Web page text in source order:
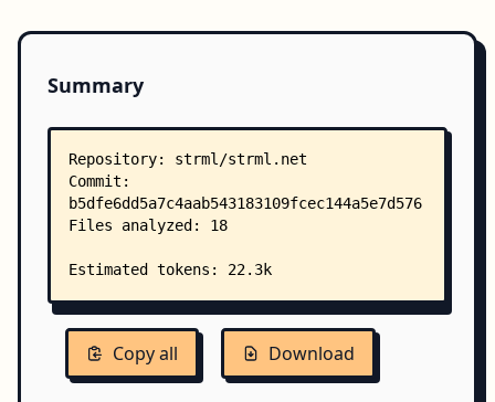
Summary
Copy all Download